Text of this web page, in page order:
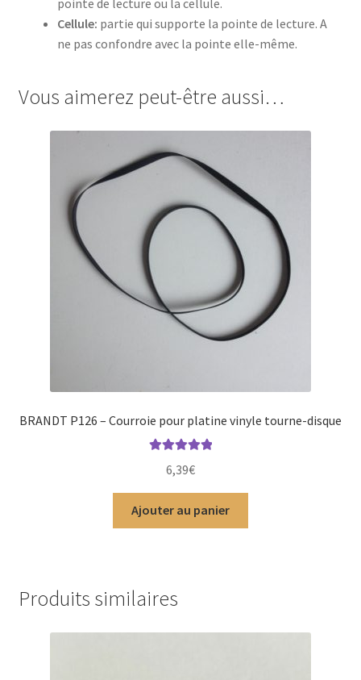
Cellule: partie qui supporte la pointe de lecture. A
ne pas confondre avec la pointe elle-même.
Vous aimerez peut-être aussi…
BRANDT P126 – Courroie pour platine vinyle tourne-disque
6,39€
Ajouter au panier
Produits similaires